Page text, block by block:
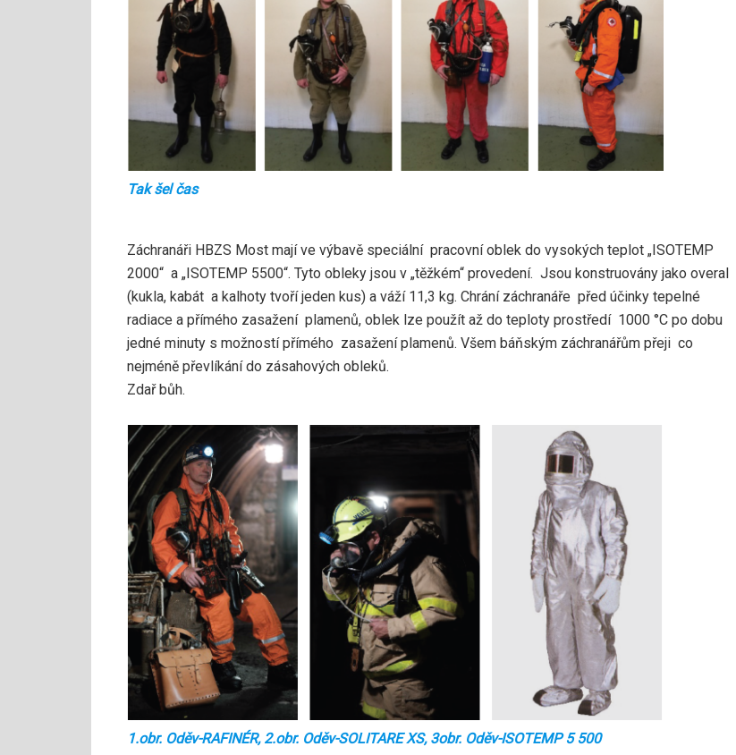
Tak šel čas
Záchranáři HBZS Most mají ve výbavě speciální pracovní oblek do vysokých teplot „ISOTEMP
2000“ a „ISOTEMP 5500“. Tyto obleky jsou v „těžkém“ provedení. Jsou konstruovány jako overal
(kukla, kabát a kalhoty tvoří jeden kus) a váží 11,3 kg. Chrání záchranáře před účinky tepelné
radiace a přímého zasažení plamenů, oblek lze použít až do teploty prostředí 1000 °C po dobu
jedné minuty s možností přímého zasažení plamenů. Všem báňským záchranářům přeji co
nejméně převlíkání do zásahových obleků.
Zdař bůh.
1.obr. Oděv-RAFINÉR, 2.obr. Oděv-SOLITARE XS, 3obr. Oděv-ISOTEMP 5 500